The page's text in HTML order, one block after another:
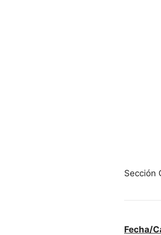
Sección
Fecha/